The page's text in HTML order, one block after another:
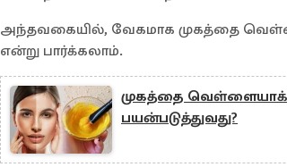
அந்தவகையில், வேகமாக முகத்தை
என்று பார்க்கலாம்.
முகத்தை வெள்ளையாக்க
பயன்படுத்துவது?